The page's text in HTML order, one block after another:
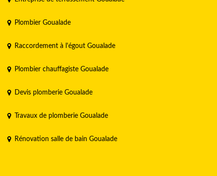
Plombier Goualade
Raccordement à l'égout Goualade
Plombier chauffagiste Goualade
Devis plomberie Goualade
Travaux de plomberie Goualade
Rénovation salle de bain Goualade